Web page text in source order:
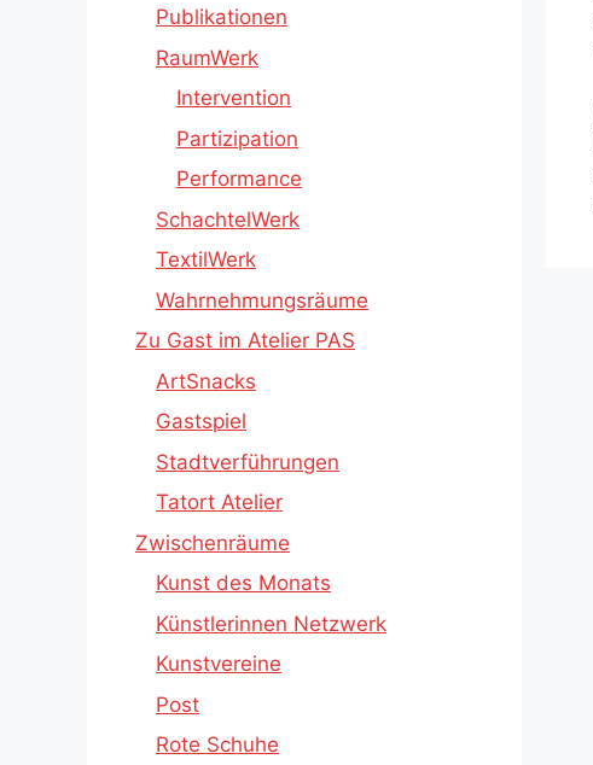
Publikationen
RaumWerk
Intervention
Partizipation
Performance
SchachtelWerk
TextilWerk
Wahrnehmungsräume
Zu Gast im Atelier PAS
ArtSnacks
Gastspiel
Stadtverführungen
Tatort Atelier
Zwischenräume
Kunst des Monats
Künstlerinnen Netzwerk
Kunstvereine
Post
Rote Schuhe